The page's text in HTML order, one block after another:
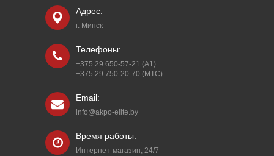
Адрес:
г. Минск
Телефоны:
+375 29 650-57-21 (A1)
+375 29 750-20-70 (МТС)
Email:
info@akpo-elite.by
Время работы:
Интернет-магазин, 24/7